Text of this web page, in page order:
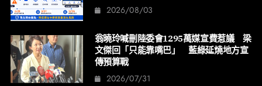
2026/08/03
翁曉玲喊刪陸委會1295萬媒宣費惹議 梁
文傑回「只能靠嘴巴」 藍綠延燒地方宣
傳預算戰
2026/07/31